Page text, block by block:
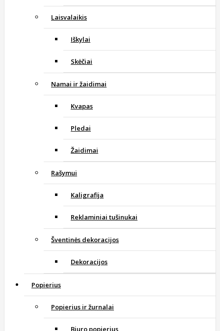
Laisvalaikis
Iškylai
Skėčiai
Namai ir žaidimai
Kvapas
Pledai
Žaidimai
Rašymui
Kaligrafija
Reklaminiai tušinukai
Šventinės dekoracijos
Dekoracijos
Popierius
Popierius ir žurnalai
Biuro popierius